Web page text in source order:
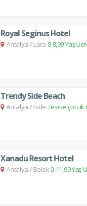
Royal Seginus Hotel
Antalya /Lara 0-8,99 Yaş
Trendy Side Beach
Antalya /Side Tesise çocuk
Xanadu Resort Hotel
Antalya /Belek0-11,99 Yaş